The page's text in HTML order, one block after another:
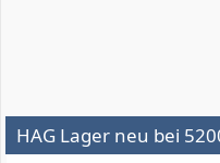
HAG Lager neu bei